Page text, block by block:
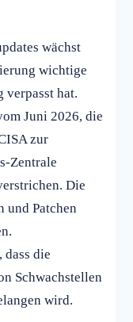
wächst
wichtige
hat.
Juni 2026, die
zur
Zentrale
Die
und Patchen
die
Schwachstellen
wird.